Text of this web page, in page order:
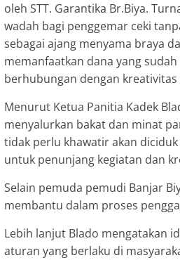
oleh STT. Garantika Br.Biya.
wadah bagi penggemar ceki
sebagai ajang menyama braya
memanfaatkan dana yang
berhubungan dengan
Menurut Ketua Panitia Kadek
menyalurkan bakat dan minat
tidak perlu khawatir akan
untuk penunjang kegiatan dan
Selain pemuda pemudi Banjar
membantu dalam proses
Lebih lanjut Blado mengatakan
aturan yang berlaku di